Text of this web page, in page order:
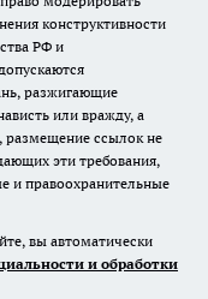
конструктивности
РФ и
разжигающие
или вражду, а
размещение ссылок не
эти требования,
и правоохранительные
вы автоматически
и обработки